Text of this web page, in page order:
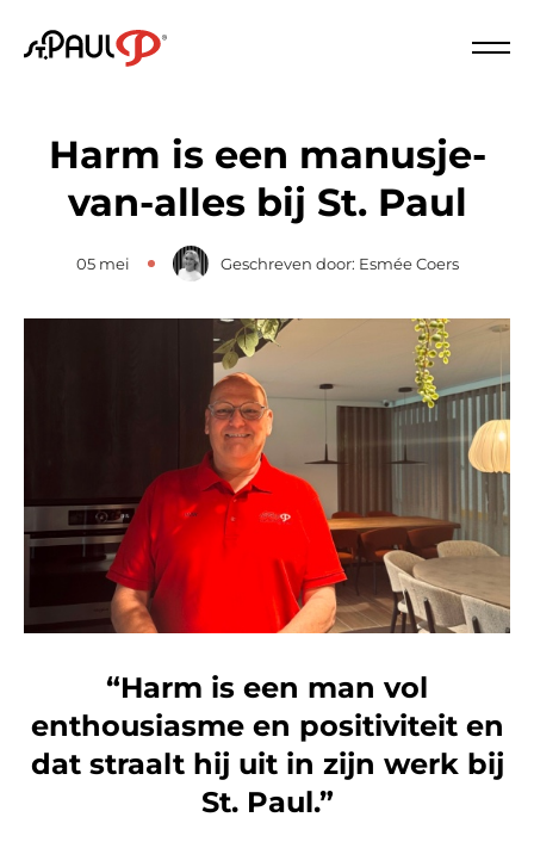
Logo St. Paul
Harm is een manusje-
van-alles bij St. Paul
05 mei Geschreven door: Esmée Coers
“Harm is een man vol
enthousiasme en positiviteit en
dat straalt hij uit in zijn werk bij
St. Paul.”